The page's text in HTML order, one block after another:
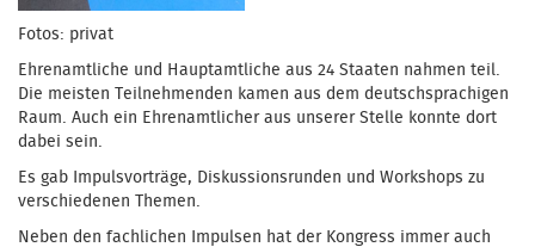
Fotos: privat
Ehrenamtliche und Hauptamtliche aus 24 Staaten nahmen teil.
Die meisten Teilnehmenden kamen aus dem deutschsprachigen
Raum. Auch ein Ehrenamtlicher aus unserer Stelle konnte dort
dabei sein.
Es gab Impulsvorträge, Diskussionsrunden und Workshops zu
verschiedenen Themen.
Neben den fachlichen Impulsen hat der Kongress immer auch